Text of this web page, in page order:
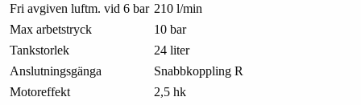
Fri avgiven luftm. vid 6 bar 210 l/min
Max arbetstryck
10 bar
Tankstorlek
24 liter
Anslutningsgänga
Snabbkoppling R
Motoreffekt
2,5 hk